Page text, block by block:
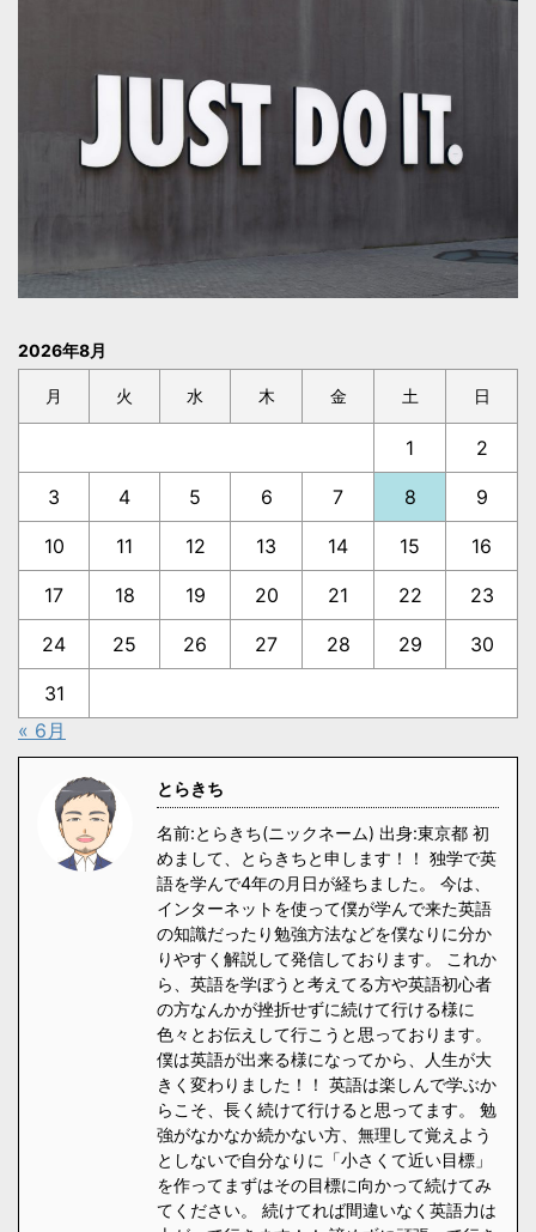
2026年8月
月 火 水 木 金 土 日
1 2
3 4 5 6 7 8 9
10 11 12 13 14 15 16
17 18 19 20 21 22 23
24 25 26 27 28 29 30
31
« 6月
とらきち
名前:とらきち(ニックネーム) 出身:東京都 初
めまして、とらきちと申します！！ 独学で英
語を学んで4年の月日が経ちました。 今は、
インターネットを使って僕が学んで来た英語
の知識だったり勉強方法などを僕なりに分か
りやすく解説して発信しております。 これか
ら、英語を学ぼうと考えてる方や英語初心者
の方なんかが挫折せずに続けて行ける様に
色々とお伝えして行こうと思っております。
僕は英語が出来る様になってから、人生が大
きく変わりました！！ 英語は楽しんで学ぶか
らこそ、長く続けて行けると思ってます。 勉
強がなかなか続かない方、無理して覚えよう
としないで自分なりに「小さくて近い目標」
を作ってまずはその目標に向かって続けてみ
てください。 続けてれば間違いなく英語力は